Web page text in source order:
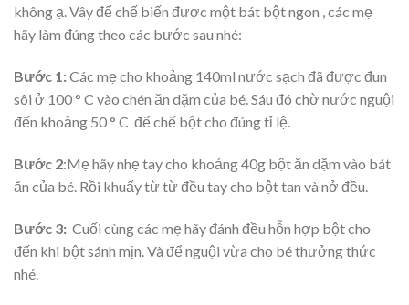
không ạ. Vây để chế biến được một bát bột ngon , các mẹ
hãy làm đúng theo các bước sau nhé:
Bước 1:Các mẹ cho khoảng 140ml nước sạch đã được đun
sôi ở 100 ° C vào chén ăn dặm của bé. Sáu đó chờ nước nguội
đến khoảng 50 ° C để chế bột cho đúng tỉ lệ.
Bước 2:Mẹ hãy nhẹ tay cho khoảng 40g bột ăn dặm vào bát
ăn của bé. Rồi khuấy từ từ đều tay cho bột tan và nở đều.
Bước 3: Cuối cùng các mẹ hãy đánh đều hỗn hợp bột cho
đến khi bột sánh mịn. Và để nguội vừa cho bé thưởng thức
nhé.